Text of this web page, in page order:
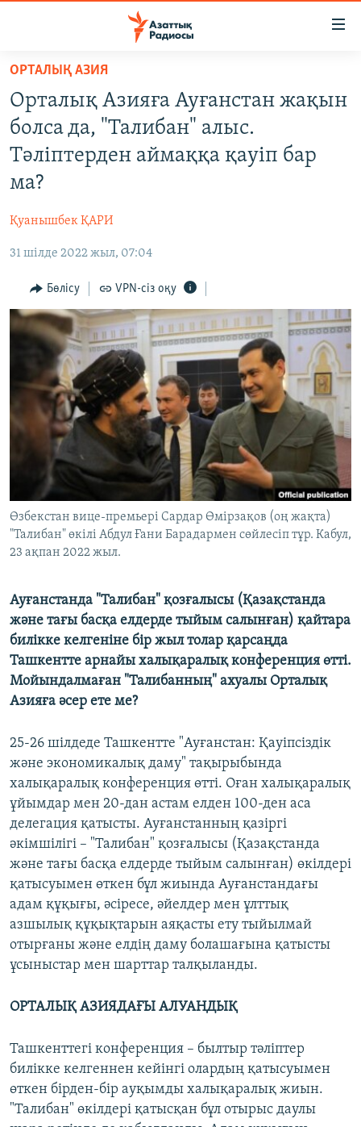
Skip
main
content
Skip
main
Skip
to
САЯСАТ
AZATTYQTV
ҚАҢТАР ОҚИҒАСЫ
ӘЛЕУМЕТ
ӘЛЕМ
АРНАЙЫ ЖОБАЛАР
Русский
ЖАЗЫЛЫҢЫЗ
Басқа тілдерде
ОРТАЛЫҚ АЗИЯ
Орталық Азияға Ауғанстан жақын
болса да, "Талибан" алыс.
Тәліптерден аймаққа қауіп бар
ма?
Қуанышбек ҚАРИ
31 шілде 2022 жыл, 07:04
Бөлісу VPN-сіз оқу
Өзбекстан вице-премьері Сардар Өмірзақов (оң жақта)
"Талибан" өкілі Абдул Ғани Барадармен сөйлесіп тұр. Кабул,
23 ақпан 2022 жыл.
Ауғанстанда "Талибан" қозғалысы (Қазақстанда
және тағы басқа елдерде тыйым салынған) қайтара
билікке келгеніне бір жыл толар қарсаңда
Ташкентте арнайы халықаралық конференция өтті.
Мойындалмаған "Талибанның" ахуалы Орталық
Азияға әсер ете ме?
25-26 шілдеде Ташкентте "Ауғанстан: Қауіпсіздік
және экономикалық даму" тақырыбында
халықаралық конференция өтті. Оған халықаралық
ұйымдар мен 20-дан астам елден 100-ден аса
делегация қатысты. Ауғанстанның қазіргі
әкімшілігі – "Талибан" қозғалысы (Қазақстанда
және тағы басқа елдерде тыйым салынған) өкілдері
қатысуымен өткен бұл жиында Ауғанстандағы
адам құқығы, әсіресе, әйелдер мен ұлттық
азшылық құқықтарын аяқасты ету тыйылмай
отырғаны және елдің даму болашағына қатысты
ұсыныстар мен шарттар талқыланды.
ОРТАЛЫҚАЗИЯДАҒЫ АЛУАНДЫҚ
Ташкенттегі конференция – былтыр тәліптер
билікке келгеннен кейінгі олардың қатысуымен
өткен бірден-бір ауқымды халықаралық жиын.
"Талибан" өкілдері қатысқан бұл отырыс даулы